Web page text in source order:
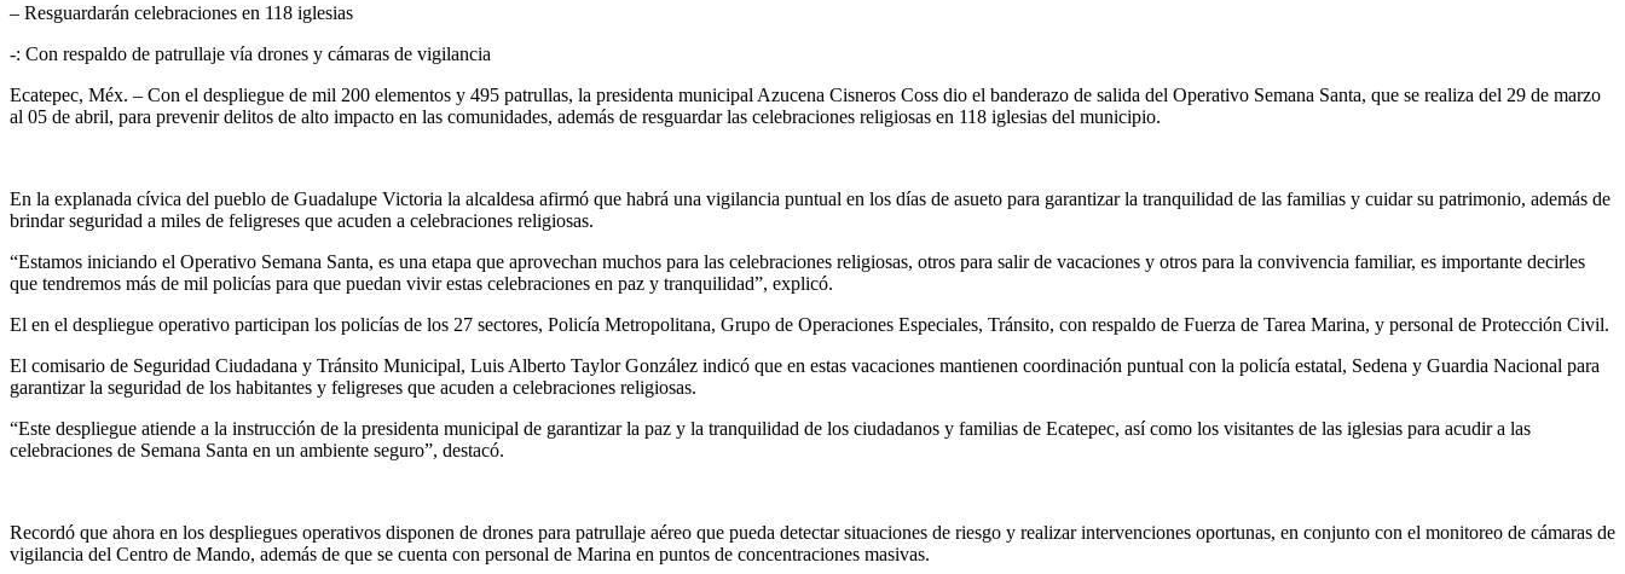
– Resguardarán celebraciones en 118 iglesias
-: Con respaldo de patrullaje vía drones y cámaras de vigilancia
Ecatepec, Méx. – Con el despliegue de mil 200 elementos y 495 patrullas, la presidenta municipal Azucena Cisneros Coss dio el banderazo de salida del Operativo Semana Santa, que se realiza del 29 de marzo
al 05 de abril, para prevenir delitos de alto impacto en las comunidades, además de resguardar las celebraciones religiosas en 118 iglesias del municipio.
En la explanada cívica del pueblo de Guadalupe Victoria la alcaldesa afirmó que habrá una vigilancia puntual en los días de asueto para garantizar la tranquilidad de las familias y cuidar su patrimonio, además de
brindar seguridad a miles de feligreses que acuden a celebraciones religiosas.
“Estamos iniciando el Operativo Semana Santa, es una etapa que aprovechan muchos para las celebraciones religiosas, otros para salir de vacaciones y otros para la convivencia familiar, es importante decirles
que tendremos más de mil policías para que puedan vivir estas celebraciones en paz y tranquilidad”, explicó.
El en el despliegue operativo participan los policías de los 27 sectores, Policía Metropolitana, Grupo de Operaciones Especiales, Tránsito, con respaldo de Fuerza de Tarea Marina, y personal de Protección Civil.
El comisario de Seguridad Ciudadana y Tránsito Municipal, Luis Alberto Taylor González indicó que en estas vacaciones mantienen coordinación puntual con la policía estatal, Sedena y Guardia Nacional para
garantizar la seguridad de los habitantes y feligreses que acuden a celebraciones religiosas.
“Este despliegue atiende a la instrucción de la presidenta municipal de garantizar la paz y la tranquilidad de los ciudadanos y familias de Ecatepec, así como los visitantes de las iglesias para acudir a las
celebraciones de Semana Santa en un ambiente seguro”, destacó.
Recordó que ahora en los despliegues operativos disponen de drones para patrullaje aéreo que pueda detectar situaciones de riesgo y realizar intervenciones oportunas, en conjunto con el monitoreo de cámaras de
vigilancia del Centro de Mando, además de que se cuenta con personal de Marina en puntos de concentraciones masivas.